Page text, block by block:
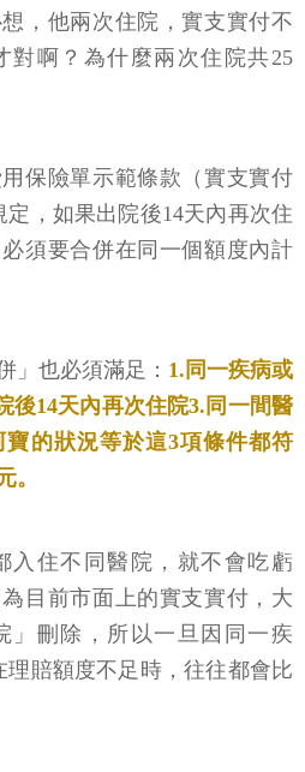
，他兩次住院，實支實付不
對啊？為什麼兩次住院共25
保險單示範條款（實支實付
，如果出院後14天內再次住
須要合併在同一個額度內計
」也必須滿足： 1.同一疾病或
後14天內再次住院3.同一間醫
的狀況等於這3項條件都符
。
入住不同醫院，就不會吃虧
目前市面上的實支實付，大
」刪除，所以一旦因同一疾
賠額度不足時，往往都會比